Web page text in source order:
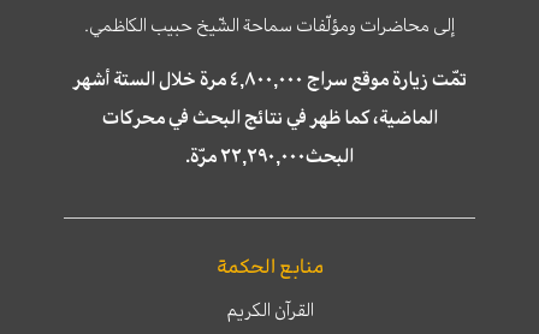
إلى محاضرات ومؤلّفات سماحة الشّيخ حبيب الكاظمي.
تمّت زيارة موقع سراج ٤,٨٠٠,٠٠٠ مرة خلال الستة أشهر
الماضية، كما ظهر في نتائج البحث في محركات
البحث٢٢,٢٩٠,٠٠٠ مرّة.
منابع الحكمة
القرآن الكريم